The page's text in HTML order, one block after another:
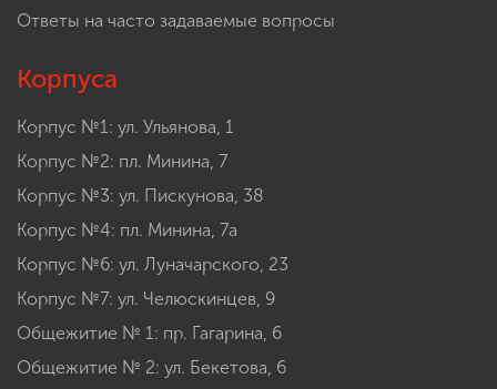
Ответы на часто задаваемые вопросы
Корпуса
Корпус №1: ул. Ульянова, 1
Корпус №2: пл. Минина, 7
Корпус №3: ул. Пискунова, 38
Корпус №4: пл. Минина, 7а
Корпус №6: ул. Луначарского, 23
Корпус №7: ул. Челюскинцев, 9
Общежитие № 1: пр. Гагарина, 6
Общежитие № 2: ул. Бекетова, 6